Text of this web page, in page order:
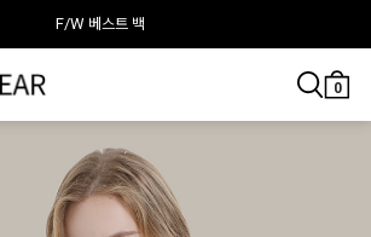
F/W 베스트 백
라엘라베어가 추천하는 이달의 백
0